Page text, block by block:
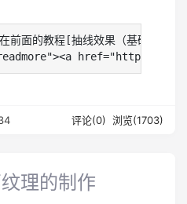
前面的教程[抽线效果（基础）]
href="http://
评论(0) 浏览(1703)
理的制作